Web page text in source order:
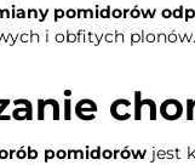
pomidorów
i obfitych plonów.
pomidorów jest